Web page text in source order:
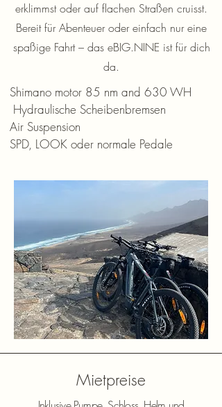
erklimmst oder auf flachen Straßen cruisst.
Bereit für Abenteuer oder einfach nur eine
spaßige Fahrt – das eBIG.NINE ist für dich
da.
Shimano motor 85 nm and 630 WH
Hydraulische Scheibenbremsen
Air Suspension
SPD, LOOK oder normale Pedale
Mietpreise